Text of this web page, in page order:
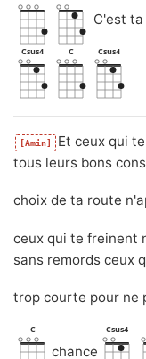
C'est ta
Csus4 C Csus4
[Amin] Et ceux qui
tous leurs bons
choix de ta route
ceux qui te freinent
sans remords ceux
trop courte pour ne
C
chance
Csus4